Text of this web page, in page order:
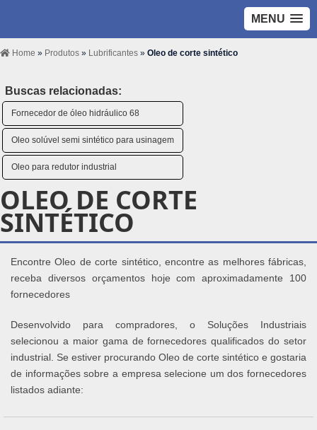
MENU
Home » Produtos » Lubrificantes » Oleo de corte sintético
Buscas relacionadas:
Fornecedor de óleo hidráulico 68
Oleo solúvel semi sintético para usinagem
Oleo para redutor industrial
OLEO DE CORTE
SINTÉTICO
Encontre Oleo de corte sintético, encontre as melhores fábricas,
receba diversos orçamentos hoje com aproximadamente 100
fornecedores
Desenvolvido para compradores, o Soluções Industriais
selecionou a maior gama de fornecedores qualificados do setor
industrial. Se estiver procurando Oleo de corte sintético e gostaria
de informações sobre a empresa selecione um dos fornecedores
listados adiante: